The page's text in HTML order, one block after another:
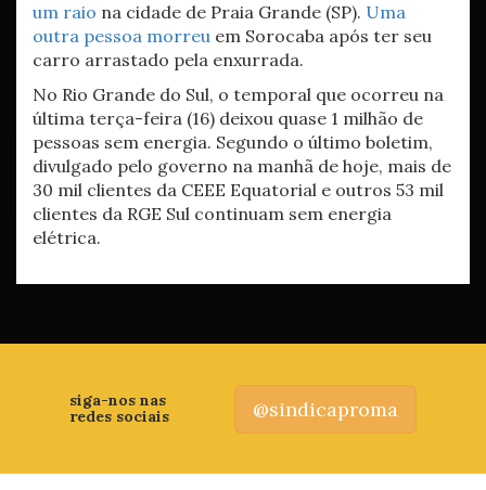
um raio na cidade de Praia Grande (SP). Uma
outra pessoa morreu em Sorocaba após ter seu
carro arrastado pela enxurrada.
No Rio Grande do Sul, o temporal que ocorreu na
última terça-feira (16) deixou quase 1 milhão de
pessoas sem energia. Segundo o último boletim,
divulgado pelo governo na manhã de hoje, mais de
30 mil clientes da CEEE Equatorial e outros 53 mil
clientes da RGE Sul continuam sem energia
elétrica.
siga-nos nas
redes sociais
@sindicaproma